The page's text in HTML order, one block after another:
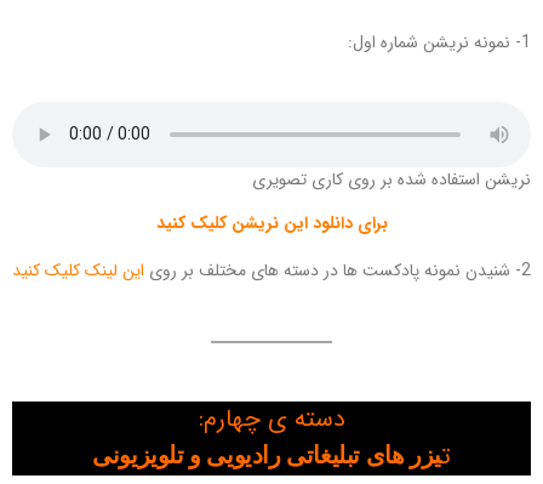
1- نمونه نریشن شماره اول:
نریشن استفاده شده بر روی کاری تصویری
برای دانلود این نریشن کلیک کنید
2- شنیدن نمونه پادکست ها در دسته های مختلف بر روی
این لینک کلیک کنید
دسته ی چهارم:
تیزر های تبلیغاتی رادیویی و تلویزیونی